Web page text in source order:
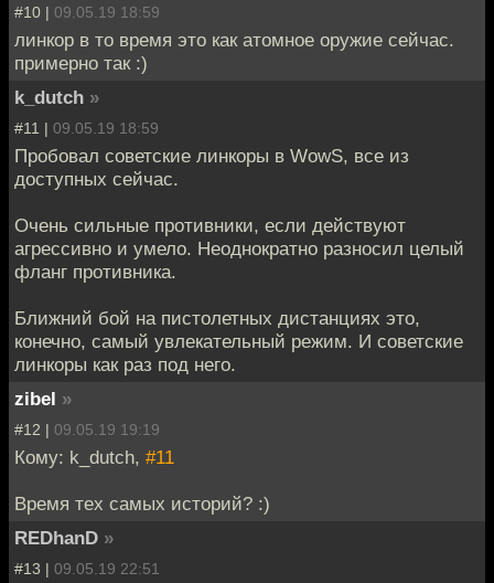
#10 | 09.05.19 18:59
линкор в то время это как атомное оружие сейчас.
примерно так :)
k_dutch »
#11 | 09.05.19 18:59
Пробовал советские линкоры в WowS, все из
доступных сейчас.
Очень сильные противники, если действуют
агрессивно и умело. Неоднократно разносил целый
фланг противника.
Ближний бой на пистолетных дистанциях это,
конечно, самый увлекательный режим. И советские
линкоры как раз под него.
zibel »
#12 | 09.05.19 19:19
Кому: k_dutch, #11
Время тех самых историй? :)
REDhanD »
#13 | 09.05.19 22:51